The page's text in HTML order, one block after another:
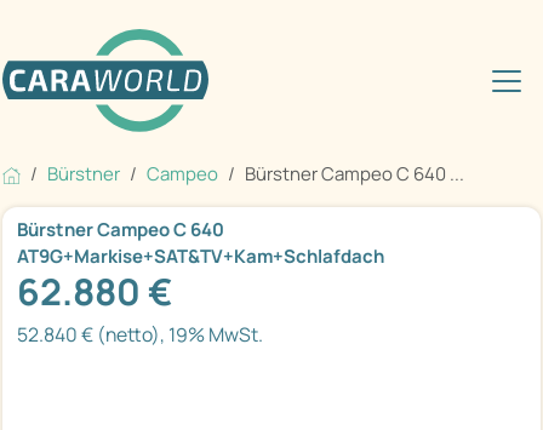
Bürstner Campeo Bürstner Campeo C 640 ...
Bürstner Campeo C 640
AT9G+Markise+SAT&TV+Kam+Schlafdach
62.880 €
52.840 € (netto), 19% MwSt.